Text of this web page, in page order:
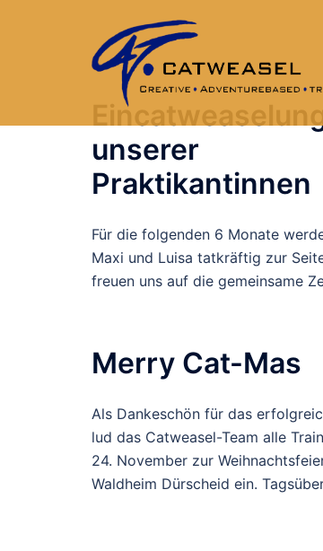
Catweasel
Köln
unserer
Praktikantinnen
Für die folgenden 6 Monate
Maxi und Luisa tatkräftig zur
freuen uns auf die gemeinsame
Merry Cat-Mas
Als Dankeschön für das
lud das Catweasel-Team alle
24. November zur
Waldheim Dürscheid ein.